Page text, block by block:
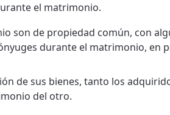
el matrimonio.
son de propiedad común, con
durante el matrimonio, en
de sus bienes, tanto los
del otro.